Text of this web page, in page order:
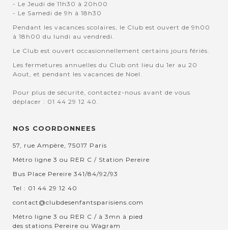
- Le Jeudi de 11h30 à 20h00
- Le Samedi de 9h à 18h30
Pendant les vacances scolaires, le Club est ouvert de 9h00
à 18h00 du lundi au vendredi.
Le Club est ouvert occasionnellement certains jours fériés.
Les fermetures annuelles du Club ont lieu du 1er au 20
Aout, et pendant les vacances de Noel.
Pour plus de sécurité, contactez-nous avant de vous
déplacer : 01 44 29 12 40.
NOS COORDONNEES
57, rue Ampère, 75017 Paris
Métro ligne 3 ou RER C / Station Pereire
Bus Place Pereire 341/84/92/93
Tel : 01 44 29 12 40
contact@clubdesenfantsparisiens.com
Métro ligne 3 ou RER C / à 3mn à pied
des stations Pereire ou Wagram